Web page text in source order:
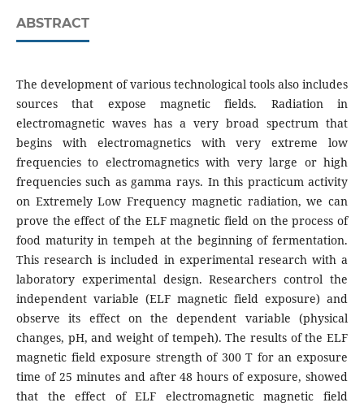
ABSTRACT
The development of various technological tools also includes
sources that expose magnetic fields. Radiation in
electromagnetic waves has a very broad spectrum that
begins with electromagnetics with very extreme low
frequencies to electromagnetics with very large or high
frequencies such as gamma rays. In this practicum activity
on Extremely Low Frequency magnetic radiation, we can
prove the effect of the ELF magnetic field on the process of
food maturity in tempeh at the beginning of fermentation.
This research is included in experimental research with a
laboratory experimental design. Researchers control the
independent variable (ELF magnetic field exposure) and
observe its effect on the dependent variable (physical
changes, pH, and weight of tempeh). The results of the ELF
magnetic field exposure strength of 300 T for an exposure
time of 25 minutes and after 48 hours of exposure, showed
that the effect of ELF electromagnetic magnetic field